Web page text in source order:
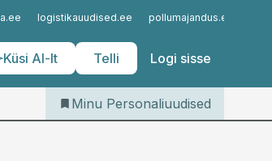
logistikauudised.ee pollumajandus.ee
Küsi AI-lt Telli Logi sisse
Iseteenindus
Telli Personaliuudised
Minu Personaliuudised